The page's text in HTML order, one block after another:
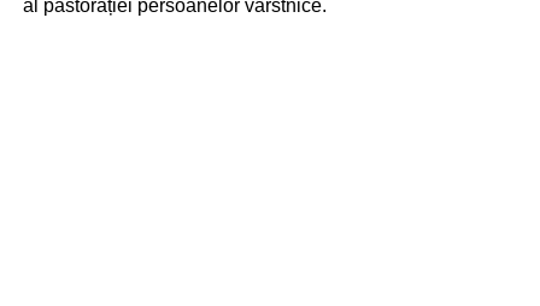
al pastorației persoanelor vârstnice.